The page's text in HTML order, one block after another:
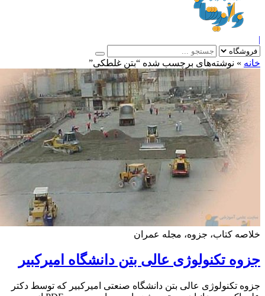
»نوشته‌های برچسب شده “بتن غلطکی”
کتاب، جزوه، مجله عمران
تکنولوژی عالی بتن دانشگاه امیرکبیر
تکنولوژی عالی بتن دانشگاه صنعتی امیرکبیر که توسط دکتر